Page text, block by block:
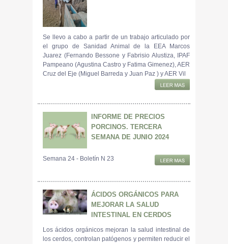
Se llevo a cabo a partir de un trabajo articulado por
el grupo de Sanidad Animal de la EEA Marcos
Juarez (Fernando Bessone y Fabrisio Alustiza, IPAF
Pampeano (Agustina Castro y Fatima Gimenez), AER
Cruz del Eje (Miguel Barreda y Juan Paz ) y AER Vil
INFORME DE PRECIOS
PORCINOS. TERCERA
SEMANA DE JUNIO 2024
Semana 24 - Boletín N 23
ÁCIDOS ORGÁNICOS PARA
MEJORAR LA SALUD
INTESTINAL EN CERDOS
Los ácidos orgánicos mejoran la salud intestinal de
los cerdos, controlan patógenos y permiten reducir el